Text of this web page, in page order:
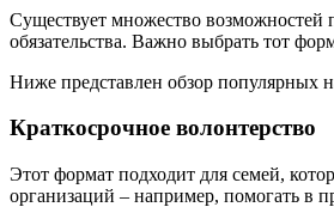
Существует множество возможностей
обязательства. Важно выбрать тот
Ниже представлен обзор популярных
Краткосрочное волонтерство
Этот формат подходит для семей,
организаций – например, помогать в